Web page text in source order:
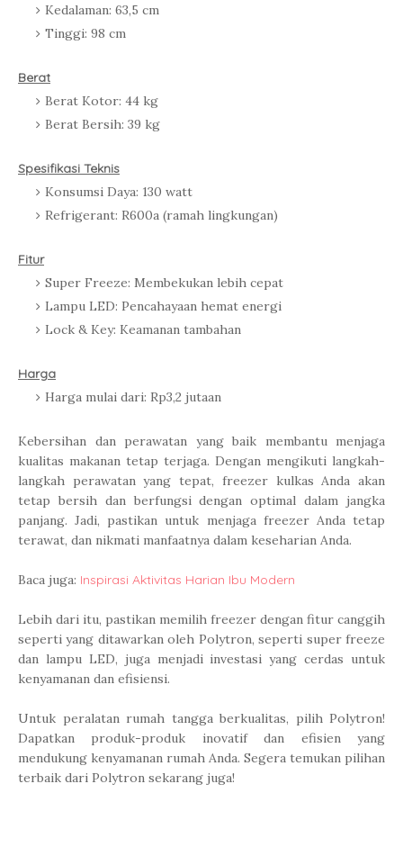
Kedalaman: 63,5 cm
Tinggi: 98 cm
Berat
Berat Kotor: 44 kg
Berat Bersih: 39 kg
Spesifikasi Teknis
Konsumsi Daya: 130 watt
Refrigerant: R600a (ramah lingkungan)
Fitur
Super Freeze: Membekukan lebih cepat
Lampu LED: Pencahayaan hemat energi
Lock & Key: Keamanan tambahan
Harga
Harga mulai dari: Rp3,2 jutaan
Kebersihan dan perawatan yang baik membantu menjaga
kualitas makanan tetap terjaga. Dengan mengikuti langkah-
langkah perawatan yang tepat, freezer kulkas Anda akan
tetap bersih dan berfungsi dengan optimal dalam jangka
panjang. Jadi, pastikan untuk menjaga freezer Anda tetap
terawat, dan nikmati manfaatnya dalam keseharian Anda.
Baca juga: Inspirasi Aktivitas Harian Ibu Modern
Lebih dari itu, pastikan memilih freezer dengan fitur canggih
seperti yang ditawarkan oleh Polytron, seperti super freeze
dan lampu LED, juga menjadi investasi yang cerdas untuk
kenyamanan dan efisiensi.
Untuk peralatan rumah tangga berkualitas, pilih Polytron!
Dapatkan produk-produk inovatif dan efisien yang
mendukung kenyamanan rumah Anda. Segera temukan pilihan
terbaik dari Polytron sekarang juga!